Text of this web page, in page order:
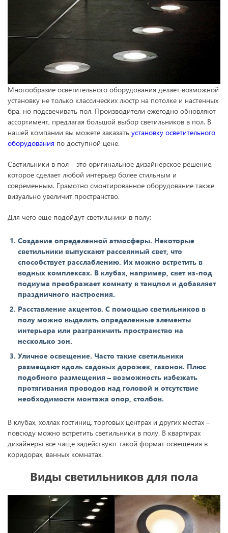
Многообразие осветительного оборудования делает возможной
установку не только классических люстр на потолке и настенных
бра, но подсвечивать пол. Производители ежегодно обновляют
ассортимент, предлагая большой выбор светильников в пол. В
нашей компании вы можете заказать установку осветительного
оборудования по доступной цене.
Светильники в пол – это оригинальное дизайнерское решение,
которое сделает любой интерьер более стильным и
современным. Грамотно смонтированное оборудование также
визуально увеличит пространство.
Для чего еще подойдут светильники в полу:
Создание определенной атмосферы. Некоторые
светильники выпускают рассеянный свет, что
способствует расслаблению. Их можно встретить в
водных комплексах. В клубах, например, свет из-под
подиума преображает комнату в танцпол и добавляет
праздничного настроения.
Расставление акцентов. С помощью светильников в
полу можно выделить определенные элементы
интерьера или разграничить пространство на
несколько зон.
Уличное освещение. Часто такие светильники
размещают вдоль садовых дорожек, газонов. Плюс
подобного размещения – возможность избежать
протягивания проводов над головой и отсутствие
необходимости монтажа опор, столбов.
В клубах, холлах гостиниц, торговых центрах и других местах –
повсюду можно встретить светильники в полу. В квартирах
дизайнеры все чаще задействуют такой формат освещения в
коридорах, ванных комнатах.
Виды светильников для пола